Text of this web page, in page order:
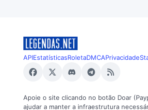
APIEstatísticasRoletaDMCAPrivacidade
Apoie o site clicando no botão Doar
ajudar a manter a infraestrutura